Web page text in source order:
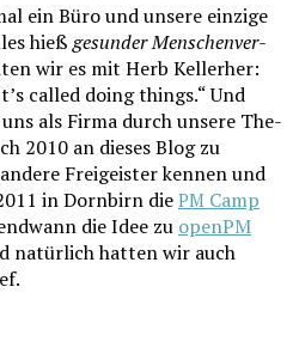
ein Büro und unse­re ein­zi­ge
hießgesun­der Men­schen­ver­
wir es mit Herb Kel­ler­her:
cal­led doing things.“ Und
als Fir­ma durch unse­re The­
2010 an die­ses Blog zu
Frei­geis­ter ken­nen und
in Dorn­birn die PM Camp
die Idee zu openPM
natür­lich hat­ten wir auch